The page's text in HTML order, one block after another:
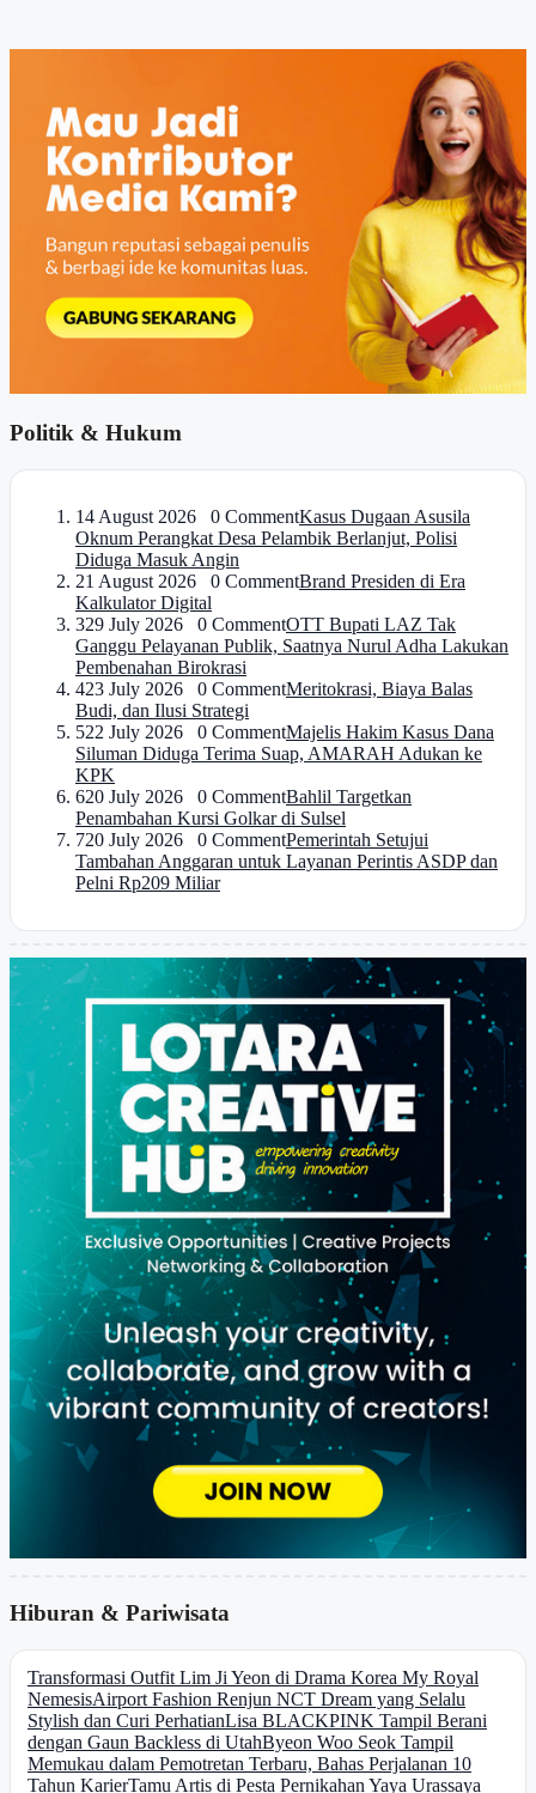
Politik & Hukum
14 August 2026 0 CommentKasus Dugaan Asusila
Oknum Perangkat Desa Pelambik Berlanjut, Polisi
Diduga Masuk Angin
21 August 2026 0 CommentBrand Presiden di Era
Kalkulator Digital
329 July 2026 0 CommentOTT Bupati LAZ Tak
Ganggu Pelayanan Publik, Saatnya Nurul Adha Lakukan
Pembenahan Birokrasi
423 July 2026 0 CommentMeritokrasi, Biaya Balas
Budi, dan Ilusi Strategi
522 July 2026 0 CommentMajelis Hakim Kasus Dana
Siluman Diduga Terima Suap, AMARAH Adukan ke
KPK
620 July 2026 0 CommentBahlil Targetkan
Penambahan Kursi Golkar di Sulsel
720 July 2026 0 CommentPemerintah Setujui
Tambahan Anggaran untuk Layanan Perintis ASDP dan
Pelni Rp209 Miliar
Hiburan & Pariwisata
Transformasi Outfit Lim Ji Yeon di Drama Korea My Royal
NemesisAirport Fashion Renjun NCT Dream yang Selalu
Stylish dan Curi PerhatianLisa BLACKPINK Tampil Berani
dengan Gaun Backless di UtahByeon Woo Seok Tampil
Memukau dalam Pemotretan Terbaru, Bahas Perjalanan 10
Tahun KarierTamu Artis di Pesta Pernikahan Yaya Urassaya